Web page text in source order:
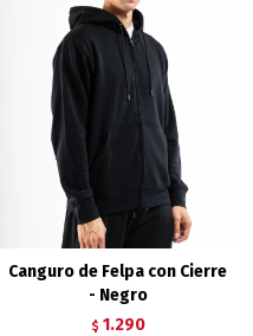
Canguro de Felpa con Cierre
- Negro
$ 1.290